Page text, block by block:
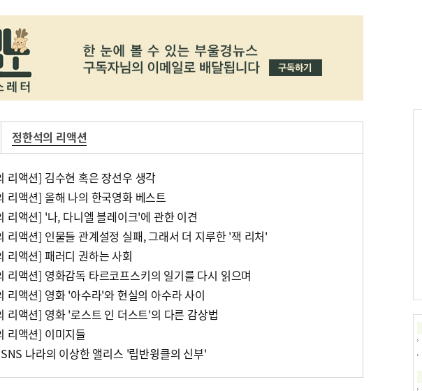
정한석의 리액션
리액션] 김수현 혹은 장선우 생각
리액션] 올해 나의 한국영화 베스트
리액션] '나, 다니엘 블레이크'에 관한 이견
리액션] 인물들 관계설정 실패, 그래서 더 지루한 '잭 리처'
리액션] 패러디 권하는 사회
리액션] 영화감독 타르코프스키의 일기를 다시 읽으며
리액션] 영화 '아수라'와 현실의 아수라 사이
리액션] 영화 '로스트 인 더스트'의 다른 감상법
리액션] 이미지들
나라의 이상한 앨리스 '립반윙클의 신부'